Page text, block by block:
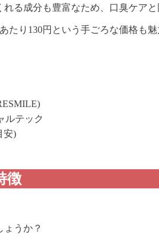
る成分も豊富なため、 口臭ケア
たり130円という手ごろな価格も魅
ルテック
安)
徴
うか？